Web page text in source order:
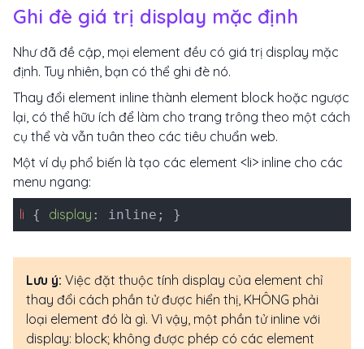
Ghi đè giá trị display mặc định
Như đã đề cập, mọi element đều có giá trị display mặc
định. Tuy nhiên, bạn có thể ghi đè nó.
Thay đổi element inline thành element block hoặc ngược
lại, có thể hữu ích để làm cho trang trông theo một cách
cụ thể và vẫn tuân theo các tiêu chuẩn web.
Một ví dụ phổ biến là tạo các element <li> inline cho các
menu ngang:
li { display : inline; }
Lưu ý: Việc đặt thuộc tính display của element chỉ
thay đổi cách phần tử được hiển thị, KHÔNG phải
loại element đó là gì. Vì vậy, một phần tử inline với
display: block; không được phép có các element